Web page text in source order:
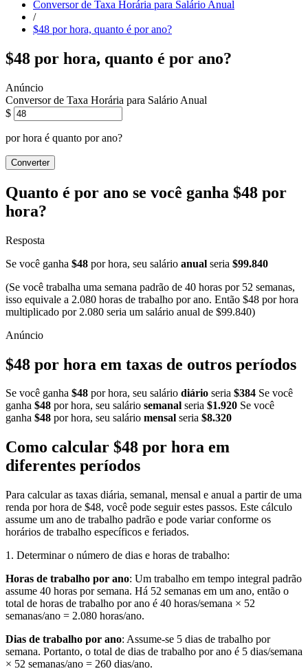
Conversor de Taxa Horária para Salário Anual
/
$48 por hora, quanto é por ano?
$48 por hora, quanto é por ano?
Conversor de Taxa Horária para Salário Anual
$
por hora é quanto por ano?
Converter
Quanto é por ano se você ganha $48 por
hora?
Resposta
Se você ganha $48 por hora, seu salário anual seria $99.840
(Se você trabalha uma semana padrão de 40 horas por 52 semanas,
isso equivale a 2.080 horas de trabalho por ano. Então $48 por hora
multiplicado por 2.080 seria um salário anual de $99.840)
$48 por hora em taxas de outros períodos
Se você ganha $48 por hora, seu salário diário seria $384 Se você
ganha $48 por hora, seu salário semanal seria $1.920 Se você
ganha $48 por hora, seu salário mensal seria $8.320
Como calcular $48 por hora em
diferentes períodos
Para calcular as taxas diária, semanal, mensal e anual a partir de uma
renda por hora de $48, você pode seguir estes passos. Este cálculo
assume um ano de trabalho padrão e pode variar conforme os
horários de trabalho específicos e feriados.
1. Determinar o número de dias e horas de trabalho:
Horas de trabalho por ano: Um trabalho em tempo integral padrão
assume 40 horas por semana. Há 52 semanas em um ano, então o
total de horas de trabalho por ano é 40 horas/semana × 52
semanas/ano = 2.080 horas/ano.
Dias de trabalho por ano: Assume-se 5 dias de trabalho por
semana. Portanto, o total de dias de trabalho por ano é 5 dias/semana
× 52 semanas/ano = 260 dias/ano.